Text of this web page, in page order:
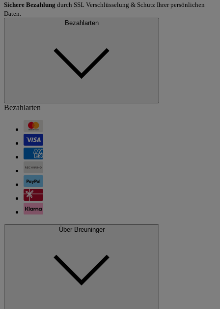
Sichere Bezahlung durch SSL Verschlüsselung & Schutz Ihrer persönlichen
Daten.
Bezahlarten
Bezahlarten
Über Breuninger